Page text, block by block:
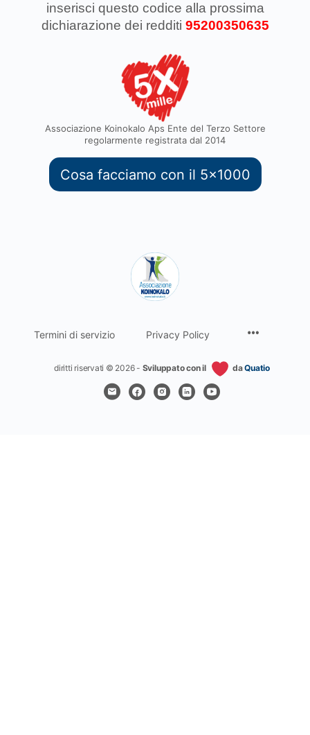
inserisci questo codice alla prossima
dichiarazione dei redditi 95200350635
Associazione Koinokalo Aps Ente del Terzo Settore
regolarmente registrata dal 2014
Cosa facciamo con il 5x1000
Termini di servizio Privacy Policy
diritti riservati © 2026 - Sviluppato con il daQuatio